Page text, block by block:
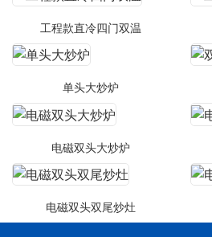
工程款直冷四门双温
单头大炒炉
电磁双头大炒炉
电磁双头双尾炒灶